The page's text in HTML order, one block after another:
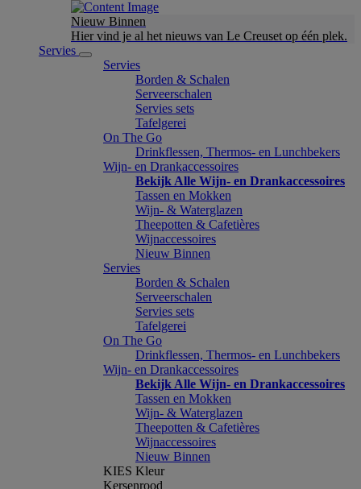
Nieuw Binnen
Hier vind je al het nieuws van Le Creuset op één plek.
Servies
Servies
Borden & Schalen
Serveerschalen
Servies sets
Tafelgerei
On The Go
Drinkflessen, Thermos- en Lunchbekers
Wijn- en Drankaccessoires
Bekijk Alle Wijn- en Drankaccessoires
Tassen en Mokken
Wijn- & Waterglazen
Theepotten & Cafetières
Wijnaccessoires
Nieuw Binnen
Servies
Borden & Schalen
Serveerschalen
Servies sets
Tafelgerei
On The Go
Drinkflessen, Thermos- en Lunchbekers
Wijn- en Drankaccessoires
Bekijk Alle Wijn- en Drankaccessoires
Tassen en Mokken
Wijn- & Waterglazen
Theepotten & Cafetières
Wijnaccessoires
Nieuw Binnen
KIES Kleur
Kersenrood